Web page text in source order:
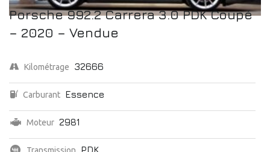
Porsche 992.2 Carrera 3.0 PDK Coupé
– 2020 – Vendue
Kilométrage 32666
Carburant Essence
Moteur 2981
PDK